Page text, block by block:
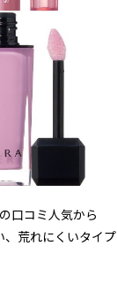
口コミ人気から
荒れにくいタイプ